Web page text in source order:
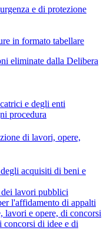
e di protezione
in formato tabellare
eliminate dalla Delibera
e degli enti
procedura
di lavori, opere,
acquisiti di beni e
lavori pubblici
l'affidamento di appalti
e opere, di concorsi
di idee e di